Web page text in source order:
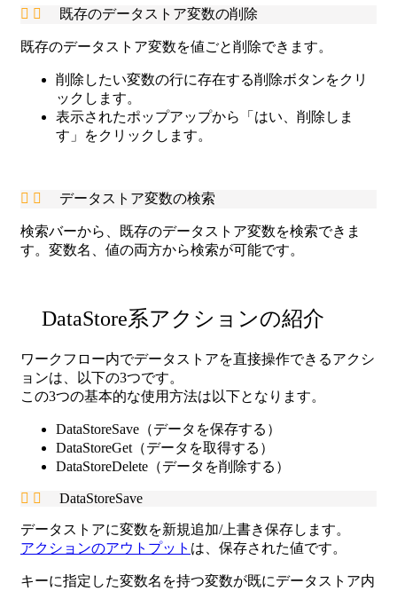
既存のデータストア変数の削除
既存のデータストア変数を値ごと削除できます。
削除したい変数の行に存在する削除ボタンをクリ
ックします。
表示されたポップアップから「はい、削除しま
す」をクリックします。
データストア変数の検索
検索バーから、既存のデータストア変数を検索できま
す。変数名、値の両方から検索が可能です。
DataStore系アクションの紹介
ワークフロー内でデータストアを直接操作できるアクシ
ョンは、以下の3つです。
この3つの基本的な使用方法は以下となります。
DataStoreSave（データを保存する）
DataStoreGet（データを取得する）
DataStoreDelete（データを削除する）
DataStoreSave
データストアに変数を新規追加/上書き保存します。
アクションのアウトプット は、保存された値です。
キーに指定した変数名を持つ変数が既にデータストア内